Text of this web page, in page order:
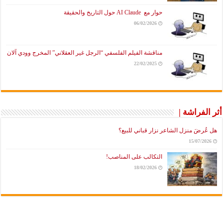
حوار مع AI Claude حول التاريخ والحقيقة
06/02/2026
مناقشة الفيلم الفلسفي “الرجل غير العقلاني” المخرج وودي آلان
22/02/2025
أثر الفراشة |
هل عُرضَ منزل الشاعر نزار قباني للبيع؟
15/07/2026
التكالب على المناصب!
18/02/2026